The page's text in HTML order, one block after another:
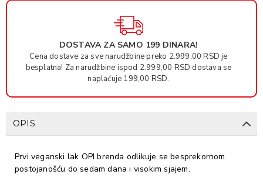
DOSTAVA ZA SAMO 199 DINARA!
Cena dostave za sve narudžbine preko 2.999,00 RSD je
besplatna! Za narudžbine ispod 2.999,00 RSD dostava se
naplaćuje 199,00 RSD.
OPIS
Prvi veganski lak OPI brenda odlikuje se besprekornom
postojanošću do sedam dana i visokim sjajem.